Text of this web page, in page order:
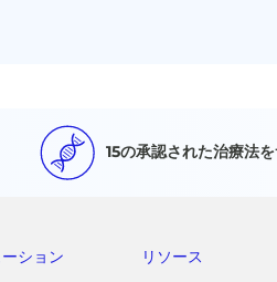
15の承認された治療法
ション リソース